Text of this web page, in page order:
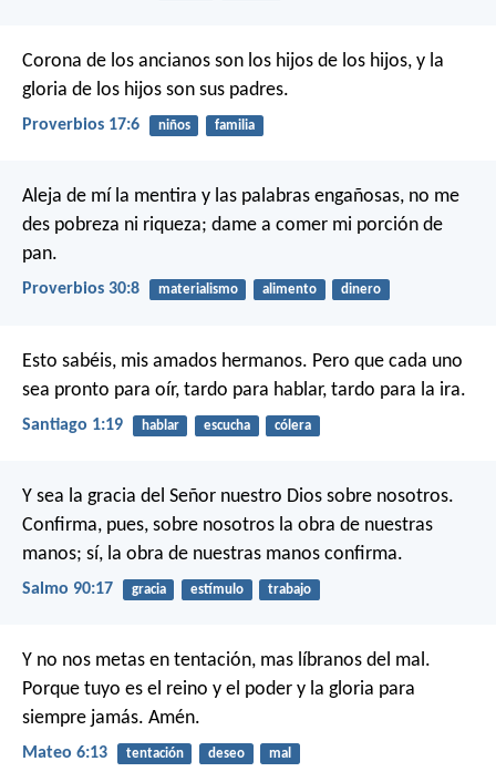
Corona de los ancianos son los hijos de los hijos, y la
gloria de los hijos son sus padres.
Proverbios 17:6 niños familia
Aleja de mí la mentira y las palabras engañosas, no me
des pobreza ni riqueza; dame a comer mi porción de
pan.
Proverbios 30:8 materialismo alimento dinero
Esto sabéis, mis amados hermanos. Pero que cada uno
sea pronto para oír, tardo para hablar, tardo para la ira.
Santiago 1:19 hablar escucha cólera
Y sea la gracia del Señor nuestro Dios sobre nosotros.
Confirma, pues, sobre nosotros la obra de nuestras
manos; sí, la obra de nuestras manos confirma.
Salmo 90:17 gracia estímulo trabajo
Y no nos metas en tentación, mas líbranos del mal.
Porque tuyo es el reino y el poder y la gloria para
siempre jamás. Amén.
Mateo 6:13 tentación deseo mal